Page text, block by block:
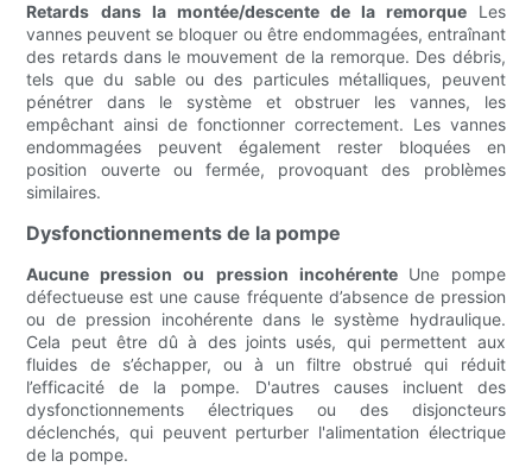
Retards dans la montée/descente de la remorque Les
vannes peuvent se bloquer ou être endommagées, entraînant
des retards dans le mouvement de la remorque. Des débris,
tels que du sable ou des particules métalliques, peuvent
pénétrer dans le système et obstruer les vannes, les
empêchant ainsi de fonctionner correctement. Les vannes
endommagées peuvent également rester bloquées en
position ouverte ou fermée, provoquant des problèmes
similaires.
Dysfonctionnements de la pompe
Aucune pression ou pression incohérente Une pompe
défectueuse est une cause fréquente d’absence de pression
ou de pression incohérente dans le système hydraulique.
Cela peut être dû à des joints usés, qui permettent aux
fluides de s’échapper, ou à un filtre obstrué qui réduit
l’efficacité de la pompe. D'autres causes incluent des
dysfonctionnements électriques ou des disjoncteurs
déclenchés, qui peuvent perturber l'alimentation électrique
de la pompe.